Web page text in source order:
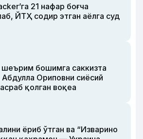
21 нафар боғча
ЙТҲ содир этган аёлга суд
шеърим бошимга саккизта
Абдулла Ориповни сиёсий
қолган воқеа
ёриб ўтган ва “Изварино